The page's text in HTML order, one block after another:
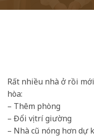
Rất nhiều nhà ở rồi
hòa:
– Thêm phòng
– Đổi vị trí giường
– Nhà cũ nóng hơn dự